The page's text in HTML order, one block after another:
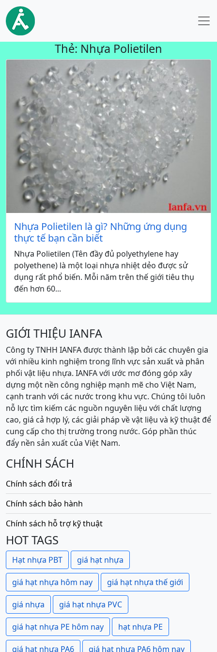
Thẻ: Nhựa Polietilen
Nhựa Polietilen là gì? Những ứng dụng
thực tế bạn cần biết
Nhựa Polietilen (Tên đầy đủ polyethylene hay
polyethene) là một loại nhựa nhiệt dẻo được sử
dụng rất phổ biến. Mỗi năm trên thế giới tiêu thụ
đến hơn 60...
GIỚI THIỆU IANFA
Công ty TNHH IANFA được thành lập bởi các chuyên gia
với nhiều kinh nghiệm trong lĩnh vực sản xuất và phân
phối vật liệu nhựa. IANFA với ước mơ đóng góp xây
dựng một nền công nghiệp mạnh mẽ cho Việt Nam,
cạnh tranh với các nước trong khu vực. Chúng tôi luôn
nỗ lực tìm kiếm các nguồn nguyên liệu với chất lượng
cao, giá cả hợp lý, các giải pháp về vật liệu và kỹ thuật để
cung cấp cho thị trường trong nước. Góp phần thúc
đẩy nền sản xuất của Việt Nam.
CHÍNH SÁCH
Chính sách đổi trả
Chính sách bảo hành
Chính sách hỗ trợ kỹ thuật
HOT TAGS
Hạt nhựa PBT giá hạt nhựa
giá hạt nhựa hôm nay giá hạt nhựa thế giới
giá nhựa giá hạt nhựa PVC
giá hạt nhựa PE hôm nay hạt nhựa PE
giá hạt nhựa PA6 giá hạt nhựa PA6 hôm nay